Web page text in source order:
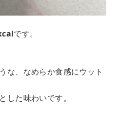
です。
な、なめらか食感にウット
した味わいです。